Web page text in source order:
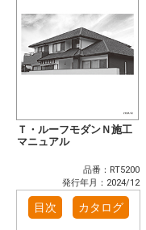
Ｔ・ルーフモダンＮ施工
マニュアル
品番：RT5200
発行年月：2024/12
目次 カタログ